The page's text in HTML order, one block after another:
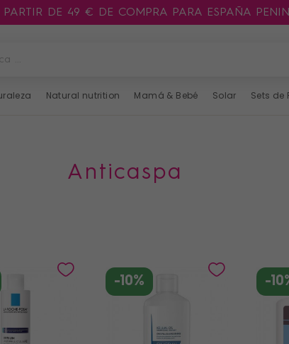
DE 49 € DE COMPRA PARA ESPAÑA
Natural nutrition Mamá & Bebé Solar Sets de
anticaspa
-10% -